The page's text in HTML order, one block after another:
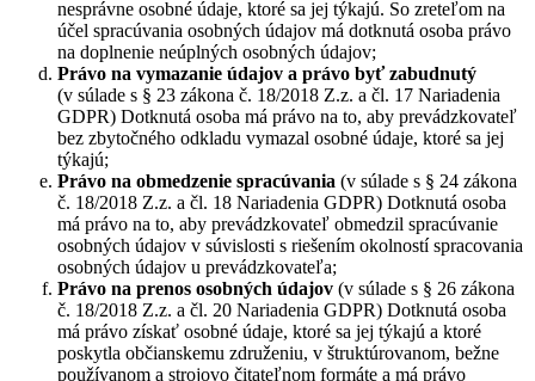
nesprávne osobné údaje, ktoré sa jej týkajú. So zreteľom na
účel spracúvania osobných údajov má dotknutá osoba právo
na doplnenie neúplných osobných údajov;
Právo na vymazanie údajov a právo byť zabudnutý
(v súlade s § 23 zákona č. 18/2018 Z.z. a čl. 17 Nariadenia
GDPR) Dotknutá osoba má právo na to, aby prevádzkovateľ
bez zbytočného odkladu vymazal osobné údaje, ktoré sa jej
týkajú;
Právo na obmedzenie spracúvania (v súlade s § 24 zákona
č. 18/2018 Z.z. a čl. 18 Nariadenia GDPR) Dotknutá osoba
má právo na to, aby prevádzkovateľ obmedzil spracúvanie
osobných údajov v súvislosti s riešením okolností spracovania
osobných údajov u prevádzkovateľa;
Právo na prenos osobných údajov (v súlade s § 26 zákona
č. 18/2018 Z.z. a čl. 20 Nariadenia GDPR) Dotknutá osoba
má právo získať osobné údaje, ktoré sa jej týkajú a ktoré
poskytla občianskemu združeniu, v štruktúrovanom, bežne
používanom a strojovo čitateľnom formáte a má právo